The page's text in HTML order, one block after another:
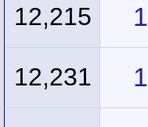
1
12,215
1
12,231